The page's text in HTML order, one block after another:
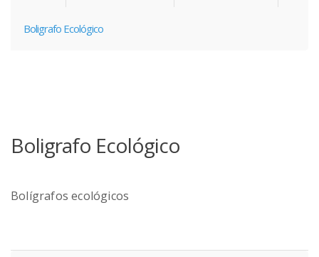
Boligrafo Ecológico
Boligrafo Ecológico
Bolígrafos ecológicos